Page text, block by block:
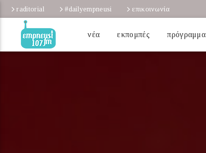
raditorial #dailyempneusi επικοινωνία
νέα εκπομπές πρόγραμμα